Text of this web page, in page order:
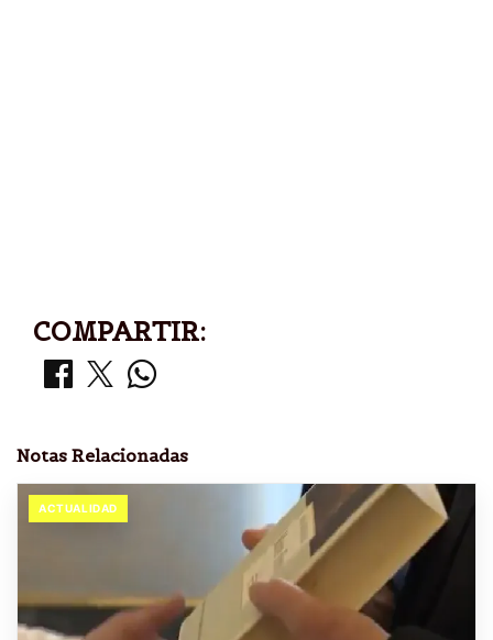
COMPARTIR:
Notas Relacionadas
ACTUALIDAD